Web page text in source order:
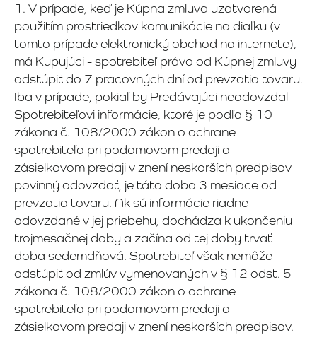
1. V prípade, keď je Kúpna zmluva uzatvorená
použitím prostriedkov komunikácie na diaľku (v
tomto prípade elektronický obchod na internete),
má Kupujúci - spotrebiteľ právo od Kúpnej zmluvy
odstúpiť do 7 pracovných dní od prevzatia tovaru.
Iba v prípade, pokiaľ by Predávajúci neodovzdal
Spotrebiteľovi informácie, ktoré je podľa § 10
zákona č. 108/2000 zákon o ochrane
spotrebiteľa pri podomovom predaji a
zásielkovom predaji v znení neskorších predpisov
povinný odovzdať, je táto doba 3 mesiace od
prevzatia tovaru. Ak sú informácie riadne
odovzdané v jej priebehu, dochádza k ukončeniu
trojmesačnej doby a začína od tej doby trvať
doba sedemdňová. Spotrebiteľ však nemôže
odstúpiť od zmlúv vymenovaných v § 12 odst. 5
zákona č. 108/2000 zákon o ochrane
spotrebiteľa pri podomovom predaji a
zásielkovom predaji v znení neskorších predpisov.